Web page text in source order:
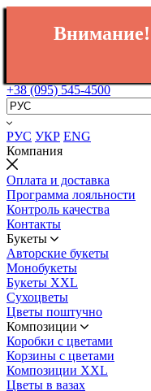
Внимание!
+38 (095) 545-4500
РУС УКР ENG
Компания
Оплата и доставка
Программа лояльности
Контроль качества
Контакты
Букеты
Авторские букеты
Монобукеты
Букеты XXL
Сухоцветы
Цветы поштучно
Композиции
Коробки с цветами
Корзины с цветами
Композиции XXL
Цветы в вазах